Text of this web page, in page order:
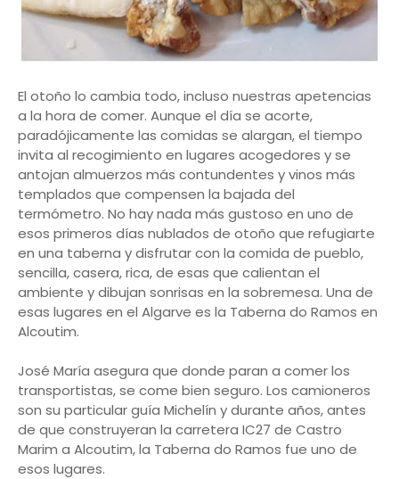
El otoño lo cambia todo, incluso nuestras apetencias
a la hora de comer. Aunque el día se acorte,
paradójicamente las comidas se alargan, el tiempo
invita al recogimiento en lugares acogedores y se
antojan almuerzos más contundentes y vinos más
templados que compensen la bajada del
termómetro. No hay nada más gustoso en uno de
esos primeros días nublados de otoño que refugiarte
en una taberna y disfrutar con la comida de pueblo,
sencilla, casera, rica, de esas que calientan el
ambiente y dibujan sonrisas en la sobremesa. Una de
esas lugares en el Algarve es la Taberna do Ramos en
Alcoutim.
José María asegura que donde paran a comer los
transportistas, se come bien seguro. Los camioneros
son su particular guía Michelín y durante años, antes
de que construyeran la carretera IC27 de Castro
Marim a Alcoutim, la Taberna do Ramos fue uno de
esos lugares.